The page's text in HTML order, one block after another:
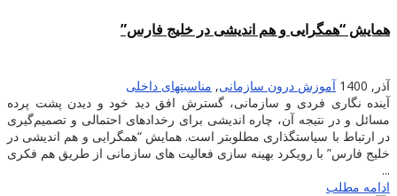
همایش “همگرایی و هم اندیشی در خلیج فارس”
آذر, 1400 آموزش درون سازمانی, مناسبتهای داخلی
آینده نگاری فردی و سازمانی، گسترش افق دید خود و دیدن پشت پرده
مسائل و در نتیجه آن، چاره اندیشی برای رخدادهای احتمالی و تصمیم‌گیری
در ارتباط با سیاستگذاری مطلوبتر است. همایش “همگرایی و هم اندیشی در
خلیج فارس” با رویکرد بهینه سازی فعالیت های سازمانی از طریق هم فکری
...
ادامه مطلب